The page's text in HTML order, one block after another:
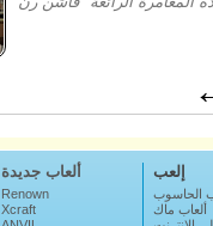
ألعاب جديدة
Renown
Xcraft
إلعب
الحاسوب
ألعاب ماك